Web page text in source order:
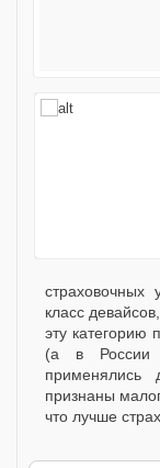
страховочных
класс
эту категорию
(а в России
применялись
признаны
что лучше